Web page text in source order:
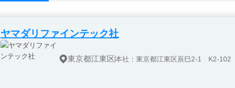
ヤマダリファインテック社
東京都江東区本社：東京都江東区辰巳2-1 K2-102